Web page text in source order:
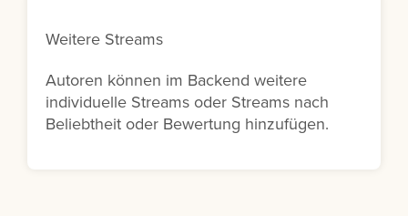
Weitere Streams
Autoren können im Backend weitere
individuelle Streams oder Streams nach
Beliebtheit oder Bewertung hinzufügen.